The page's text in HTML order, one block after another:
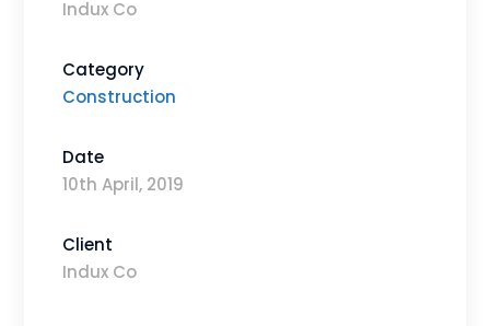
Indux Co
Category
Construction
Date
10th April, 2019
Client
Indux Co